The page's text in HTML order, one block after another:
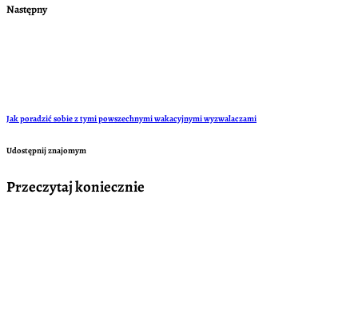
Następny
Jak poradzić sobie z tymi powszechnymi wakacyjnymi wyzwalaczami
Udostępnij znajomym
Przeczytaj koniecznie